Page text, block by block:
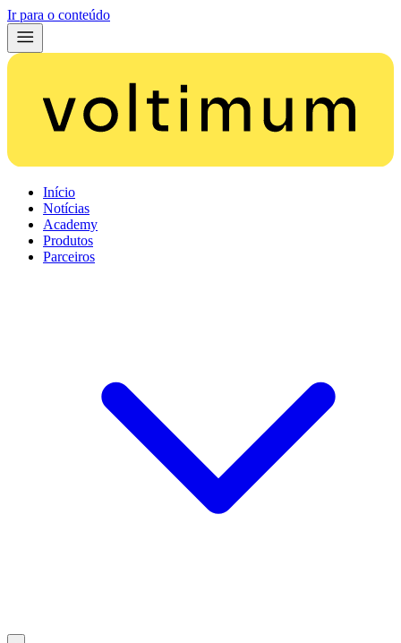
Ir para o conteúdo
Início
Notícias
Academy
Produtos
Parceiros